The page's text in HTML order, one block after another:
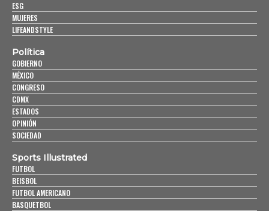
ESG
MUJERES
LIFEANDSTYLE
Política
GOBIERNO
MÉXICO
CONGRESO
CDMX
ESTADOS
OPINIÓN
SOCIEDAD
Sports Illustrated
FUTBOL
BEISBOL
FUTBOL AMERICANO
BASQUETBOL